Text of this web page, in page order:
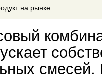
на рынке.